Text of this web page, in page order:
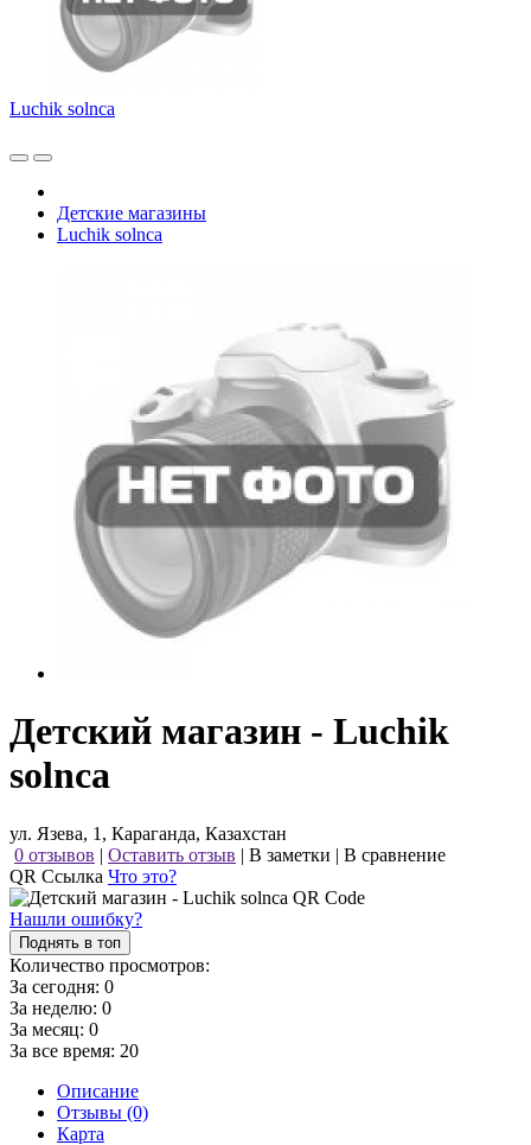
Luchik solnca
Детские магазины
Luchik solnca
Детский магазин - Luchik
solnca
ул. Язева, 1, Караганда, Казахстан
0 отзывов | Оставить отзыв | В заметки | В сравнение
QR Ссылка Что это?
Нашли ошибку?
Поднять в топ
Количество просмотров:
За сегодня: 0
За неделю: 0
За месяц: 0
За все время: 20
Описание
Отзывы (0)
Карта